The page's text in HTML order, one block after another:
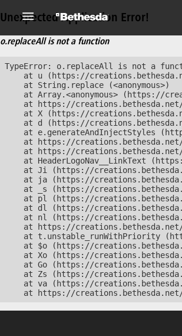
Unexpected Application Error!
o.replaceAll is not a function
TypeError: o.replaceAll is not a
at u (https://
    at String.replace (<anonymous>)
at Array.<anonymous> (https://
at https://
at X (https://
at d (https://
at e.generateAndInjectStyles
at https://
at https://
at HeaderLogoNav__LinkText
at Ji (https://
at ja (https://
at _s (https://
at pl (https://
at dl (https://
at nl (https://
at https://
at t.unstable_runWithPriority
at $o (https://
at Xo (https://
at Go (https://
at Zs (https://
at va (https://
at https://